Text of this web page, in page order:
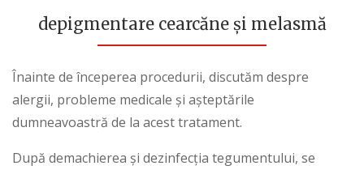
depigmentare cearcăne și melasmă
Înainte de începerea procedurii, discutăm despre
alergii, probleme medicale și așteptările
dumneavoastră de la acest tratament.
După demachierea și dezinfecția tegumentului, se